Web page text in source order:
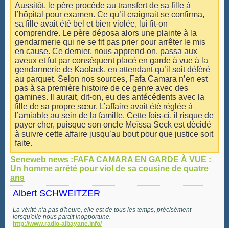
Aussitôt, le père procède au transfert de sa fille à
l’hôpital pour examen. Ce qu’il craignait se confirma,
sa fille avait été bel et bien violée, lui fit-on
comprendre. Le père déposa alors une plainte à la
gendarmerie qui ne se fit pas prier pour arrêter le mis
en cause. Ce dernier, nous apprend-on, passa aux
aveux et fut par conséquent placé en garde à vue à la
gendarmerie de Kaolack, en attendant qu’il soit déféré
au parquet. Selon nos sources, Fafa Camara n’en est
pas à sa première histoire de ce genre avec des
gamines. Il aurait, dit-on, eu des antécédents avec la
fille de sa propre sœur. L’affaire avait été réglée à
l’amiable au sein de la famille. Cette fois-ci, il risque de
payer cher, puisque son oncle Meïssa Seck est décidé
à suivre cette affaire jusqu’au bout pour que justice soit
faite.
Seneweb news :FAFA CAMARA EN GARDE À VUE :
Un homme arrêté pour viol de sa cousine de quatre
ans
Albert SCHWEITZER
La vérité n'a pas d'heure, elle est de tous les temps, précisément
lorsqu'elle nous paraît inopportune.
http://www.radio-albayane.info/